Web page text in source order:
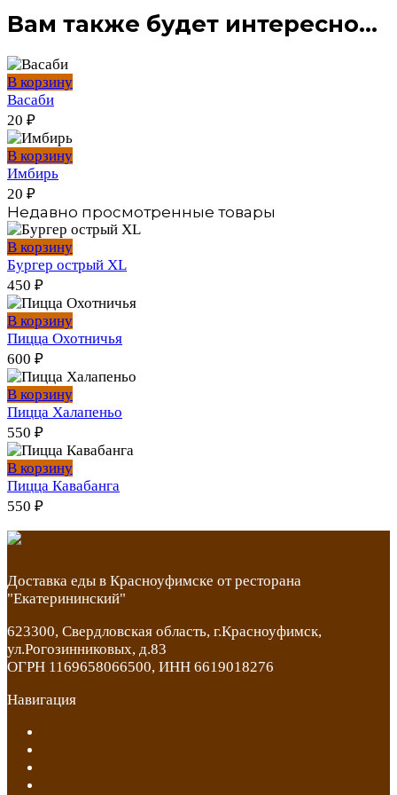
Вам также будет интересно…
В корзину
Васаби
20 ₽
В корзину
Имбирь
20 ₽
Недавно просмотренные товары
В корзину
Бургер острый XL
450 ₽
В корзину
Пицца Охотничья
600 ₽
В корзину
Пицца Халапеньо
550 ₽
В корзину
Пицца Кавабанга
550 ₽
Доставка еды в Красноуфимске от ресторана
"Екатерининский"
623300, Свердловская область, г.Красноуфимск,
ул.Рогозинниковых, д.83
ОГРН 1169658066500, ИНН 6619018276
Навигация